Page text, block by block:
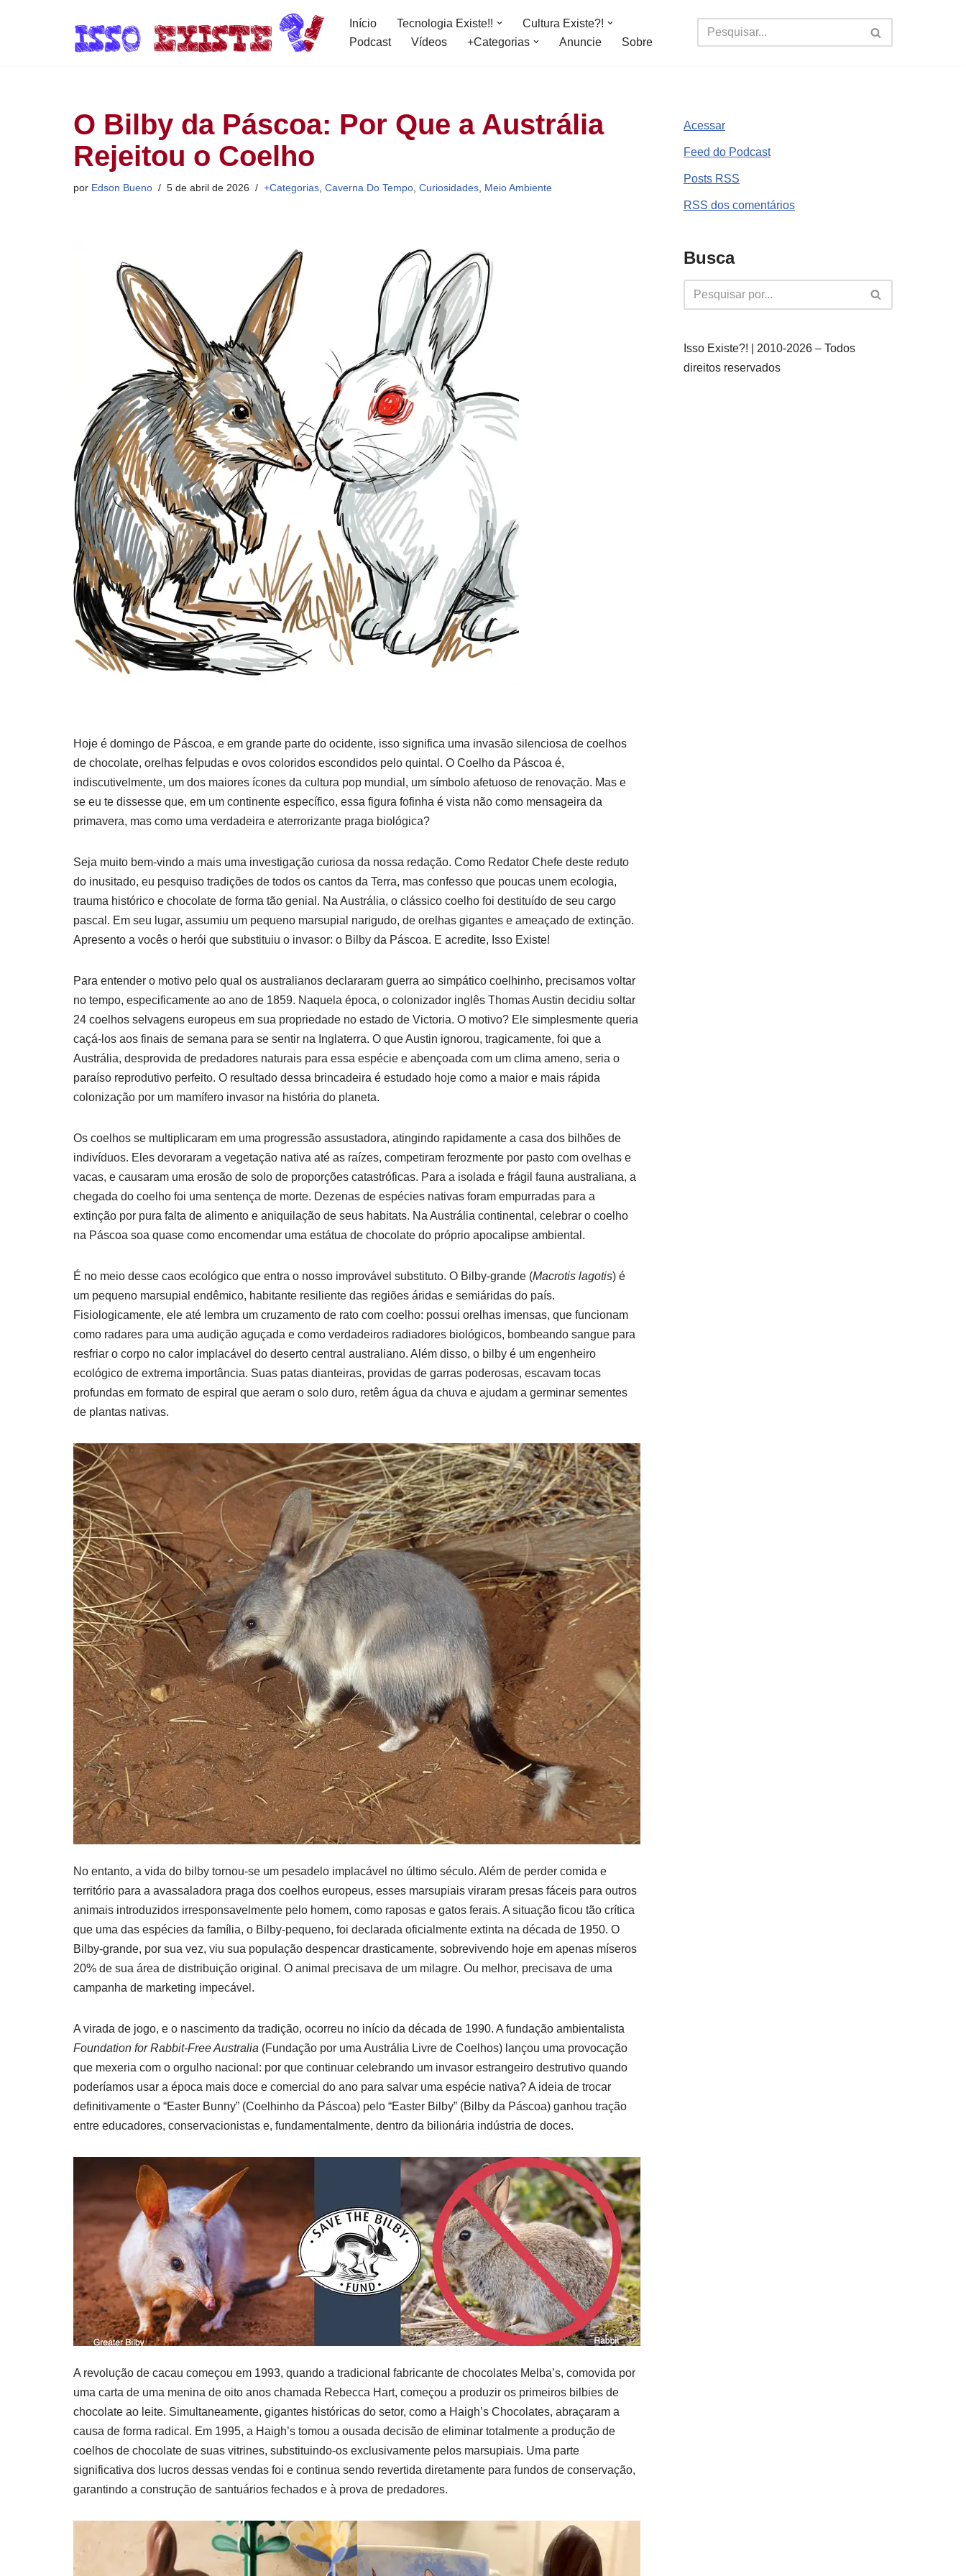
Início Tecnologia Existe!!
Cultura Existe?!
Podcast
Vídeos +Categorias Anuncie Sobre
O Bilby da Páscoa: Por Que a Austrália
Rejeitou o Coelho
por Edson Bueno 5 de abril de 2026 +Categorias Caverna Do Tempo Curiosidades Meio Ambiente
Hoje é domingo de Páscoa, e em grande parte do ocidente, isso significa uma invasão silenciosa de coelhos
de chocolate, orelhas felpudas e ovos coloridos escondidos pelo quintal. O Coelho da Páscoa é,
indiscutivelmente, um dos maiores ícones da cultura pop mundial, um símbolo afetuoso de renovação. Mas e
se eu te dissesse que, em um continente específico, essa figura fofinha é vista não como mensageira da
primavera, mas como uma verdadeira e aterrorizante praga biológica?
Seja muito bem-vindo a mais uma investigação curiosa da nossa redação. Como Redator Chefe deste reduto
do inusitado, eu pesquiso tradições de todos os cantos da Terra, mas confesso que poucas unem ecologia,
trauma histórico e chocolate de forma tão genial. Na Austrália, o clássico coelho foi destituído de seu cargo
pascal. Em seu lugar, assumiu um pequeno marsupial narigudo, de orelhas gigantes e ameaçado de extinção.
Apresento a vocês o herói que substituiu o invasor: o Bilby da Páscoa. E acredite, Isso Existe!
Para entender o motivo pelo qual os australianos declararam guerra ao simpático coelhinho, precisamos voltar
no tempo, especificamente ao ano de 1859. Naquela época, o colonizador inglês Thomas Austin decidiu soltar
24 coelhos selvagens europeus em sua propriedade no estado de Victoria. O motivo? Ele simplesmente queria
caçá-los aos finais de semana para se sentir na Inglaterra. O que Austin ignorou, tragicamente, foi que a
Austrália, desprovida de predadores naturais para essa espécie e abençoada com um clima ameno, seria o
paraíso reprodutivo perfeito. O resultado dessa brincadeira é estudado hoje como a maior e mais rápida
colonização por um mamífero invasor na história do planeta.
Os coelhos se multiplicaram em uma progressão assustadora, atingindo rapidamente a casa dos bilhões de
indivíduos. Eles devoraram a vegetação nativa até as raízes, competiram ferozmente por pasto com ovelhas e
vacas, e causaram uma erosão de solo de proporções catastróficas. Para a isolada e frágil fauna australiana, a
chegada do coelho foi uma sentença de morte. Dezenas de espécies nativas foram empurradas para a
extinção por pura falta de alimento e aniquilação de seus habitats. Na Austrália continental, celebrar o coelho
na Páscoa soa quase como encomendar uma estátua de chocolate do próprio apocalipse ambiental.
É no meio desse caos ecológico que entra o nosso improvável substituto. O Bilby-grande (Macrotis lagotis) é
um pequeno marsupial endêmico, habitante resiliente das regiões áridas e semiáridas do país.
Fisiologicamente, ele até lembra um cruzamento de rato com coelho: possui orelhas imensas, que funcionam
como radares para uma audição aguçada e como verdadeiros radiadores biológicos, bombeando sangue para
resfriar o corpo no calor implacável do deserto central australiano. Além disso, o bilby é um engenheiro
ecológico de extrema importância. Suas patas dianteiras, providas de garras poderosas, escavam tocas
profundas em formato de espiral que aeram o solo duro, retêm água da chuva e ajudam a germinar sementes
de plantas nativas.
No entanto, a vida do bilby tornou-se um pesadelo implacável no último século. Além de perder comida e
território para a avassaladora praga dos coelhos europeus, esses marsupiais viraram presas fáceis para outros
animais introduzidos irresponsavelmente pelo homem, como raposas e gatos ferais. A situação ficou tão crítica
que uma das espécies da família, o Bilby-pequeno, foi declarada oficialmente extinta na década de 1950. O
Bilby-grande, por sua vez, viu sua população despencar drasticamente, sobrevivendo hoje em apenas míseros
20% de sua área de distribuição original. O animal precisava de um milagre. Ou melhor, precisava de uma
campanha de marketing impecável.
A virada de jogo, e o nascimento da tradição, ocorreu no início da década de 1990. A fundação ambientalista
Foundation for Rabbit-Free Australia (Fundação por uma Austrália Livre de Coelhos) lançou uma provocação
que mexeria com o orgulho nacional: por que continuar celebrando um invasor estrangeiro destrutivo quando
poderíamos usar a época mais doce e comercial do ano para salvar uma espécie nativa? A ideia de trocar
definitivamente o “Easter Bunny” (Coelhinho da Páscoa) pelo “Easter Bilby” (Bilby da Páscoa) ganhou tração
entre educadores, conservacionistas e, fundamentalmente, dentro da bilionária indústria de doces.
A revolução de cacau começou em 1993, quando a tradicional fabricante de chocolates Melba’s, comovida por
uma carta de uma menina de oito anos chamada Rebecca Hart, começou a produzir os primeiros bilbies de
chocolate ao leite. Simultaneamente, gigantes históricas do setor, como a Haigh’s Chocolates, abraçaram a
causa de forma radical. Em 1995, a Haigh’s tomou a ousada decisão de eliminar totalmente a produção de
coelhos de chocolate de suas vitrines, substituindo-os exclusivamente pelos marsupiais. Uma parte
significativa dos lucros dessas vendas foi e continua sendo revertida diretamente para fundos de conservação,
garantindo a construção de santuários fechados e à prova de predadores.
Acessar
Feed do Podcast
Posts RSS
RSS dos comentários
Busca
Isso Existe?! | 2010-2026 – Todos
direitos reservados